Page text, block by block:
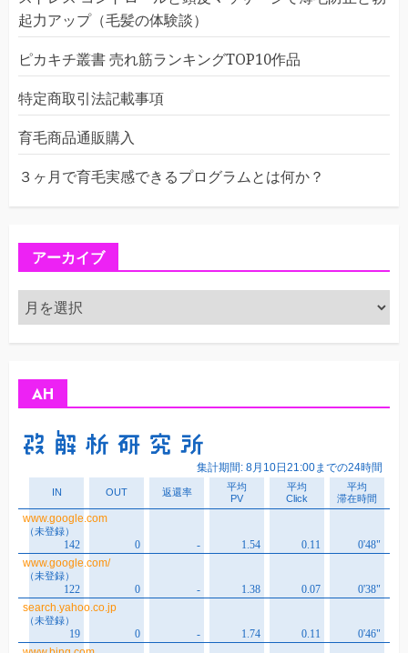
起力アップ（毛髪の体験談）
ピカキチ叢書 売れ筋ランキングTOP10作品
特定商取引法記載事項
育毛商品通販購入
３ヶ月で育毛実感できるプログラムとは何か？
アーカイブ
ア
ー
カ
AH